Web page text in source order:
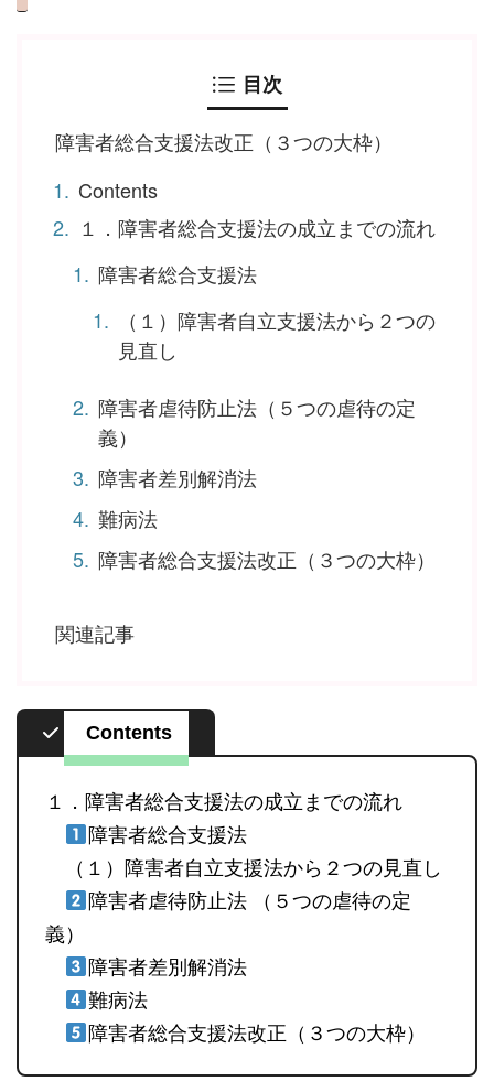
目次
障害者総合支援法改正（３つの大枠）
Contents
１．障害者総合支援法の成立までの流れ
障害者総合支援法
（１）障害者自立支援法から２つの
見直し
障害者虐待防止法（５つの虐待の定
義）
障害者差別解消法
難病法
障害者総合支援法改正（３つの大枠）
関連記事
Contents
１．障害者総合支援法の成立までの流れ
障害者総合支援法
（１）障害者自立支援法から２つの見直し
障害者虐待防止法 （５つの虐待の定
義）
障害者差別解消法
難病法
障害者総合支援法改正（３つの大枠）